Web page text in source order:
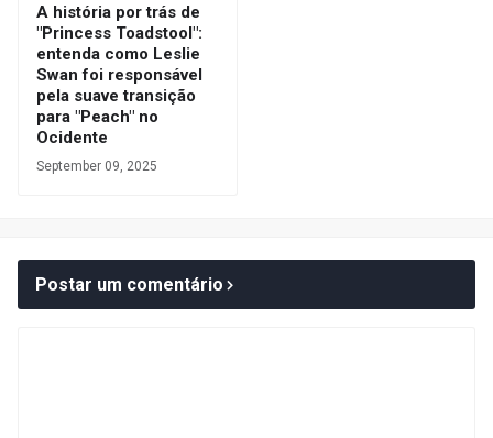
A história por trás de
"Princess Toadstool":
entenda como Leslie
Swan foi responsável
pela suave transição
para "Peach" no
Ocidente
September 09, 2025
Postar um comentário